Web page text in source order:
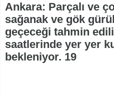
Ankara: Parçalı ve
sağanak ve gök
geçeceği tahmin
saatlerinde yer yer
bekleniyor. 19